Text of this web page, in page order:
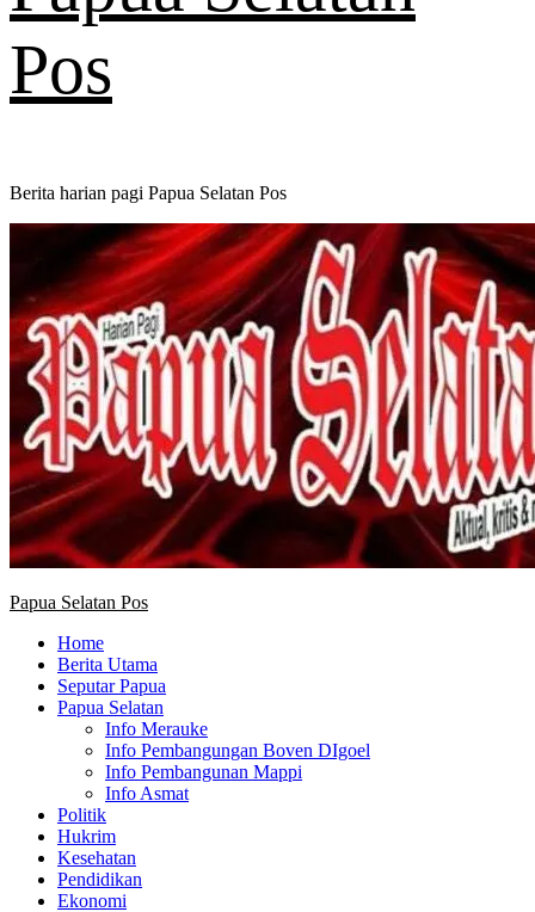
Pos
Berita harian pagi Papua Selatan Pos
Primary
Papua Selatan Pos
Home
Berita Utama
Seputar Papua
Papua Selatan
Info Merauke
Info Pembangungan Boven DIgoel
Info Pembangunan Mappi
Info Asmat
Politik
Hukrim
Kesehatan
Pendidikan
Ekonomi